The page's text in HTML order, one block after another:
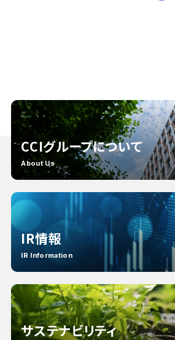
CCIグループについて
About Us
IR情報
IR Information
サステナビリティ